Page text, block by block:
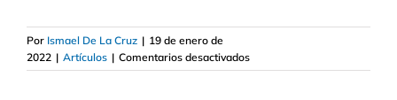
Por Ismael De La Cruz | 19 de enero de
2022 | Artículos | Comentarios desactivadosen
Apuestas